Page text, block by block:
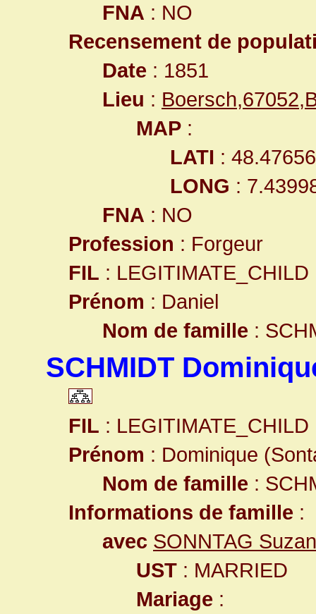
FNA : NO
Recensement de
Date : 1851
Lieu :
MAP :
LATI :
LONG :
FNA : NO
Profession : Forgeur
FIL : LEGITIMATE_CHILD
Prénom : Daniel
Nom de famille :
SCHMIDT
FIL : LEGITIMATE_CHILD
Prénom : Dominique
Nom de famille :
Informations de famille :
avec SONNTAG
UST : MARRIED
Mariage :